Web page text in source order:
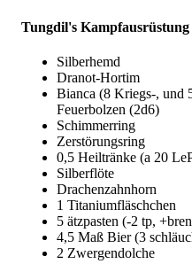
Tungdil's Kampfausrüstung
Silberhemd
Dranot-Hortim
Bianca (8 Kriegs-, und
Feuerbolzen (2d6)
Schimmerring
Zerstörungsring
0,5 Heiltränke (a 20
Silberflöte
Drachenzahnhorn
1 Titaniumfläschchen
5 ätzpasten (-2 tp,
4,5 Maß Bier (3
2 Zwergendolche